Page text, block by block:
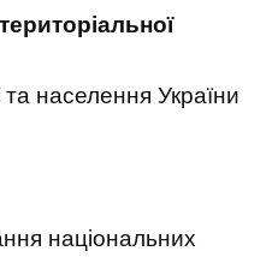
та населення України
національних